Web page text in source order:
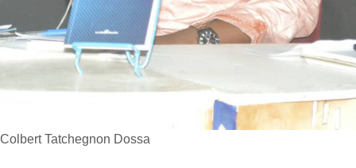
Colbert Tatchegnon Dossa